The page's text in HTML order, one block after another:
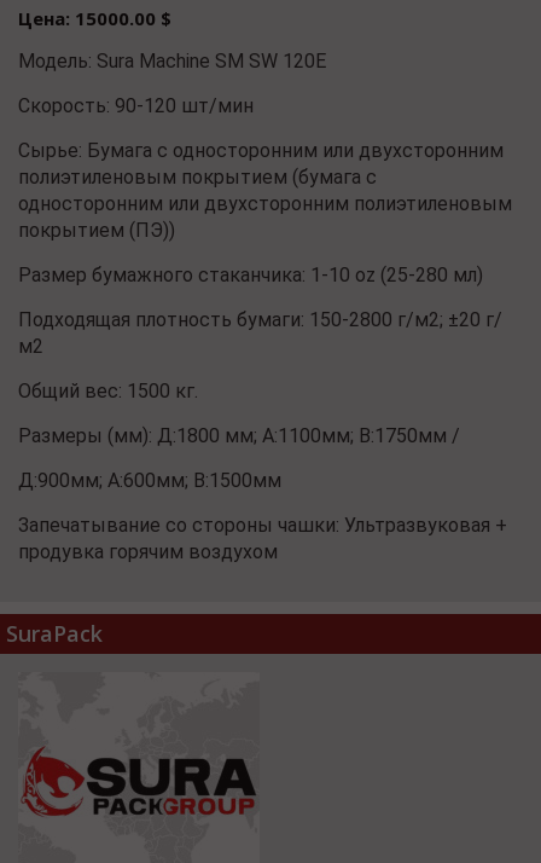
Цена: 15000.00 $
Модель: Sura Machine SM SW 120E
Скорость: 90-120 шт/мин
Сырье: Бумага с односторонним или двухсторонним
полиэтиленовым покрытием (бумага с
односторонним или двухсторонним полиэтиленовым
покрытием (ПЭ))
Размер бумажного стаканчика: 1-10 oz (25-280 мл)
Подходящая плотность бумаги: 150-2800 г/м2; ±20 г/
м2
Общий вес: 1500 кг.
Размеры (мм): Д:1800 мм; А:1100мм; В:1750мм /
Д:900мм; А:600мм; В:1500мм
Запечатывание со стороны чашки: Ультразвуковая +
продувка горячим воздухом
SuraPack